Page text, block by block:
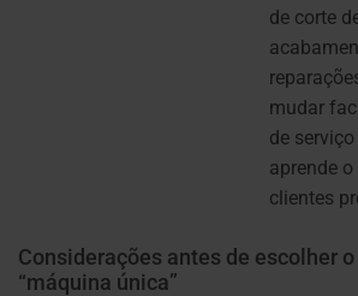
de corte
mudar
de
aprende
clientes
Considerações antes de escolher
“máquina única”